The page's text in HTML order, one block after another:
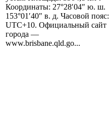
Координаты: 27°28′04″ ю. ш.
153°01′40″ в. д. Часовой пояс:
UTC+10. Официальный сайт
города —
www.brisbane.qld.go...